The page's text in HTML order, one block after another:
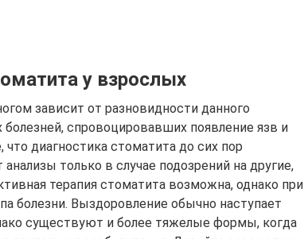
у взрослых
зависит от разновидности данного
спровоцировавших появление язв и
диагностика стоматита до сих пор
только в случае подозрений на другие,
терапия стоматита возможна, однако при
болезни. Выздоровление обычно наступает
существуют и более тяжелые формы, когда